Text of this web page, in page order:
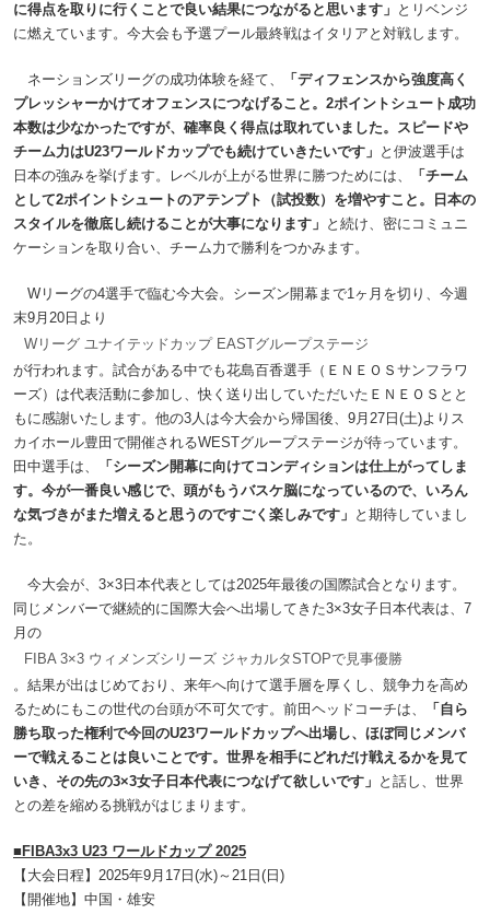
に得点を取りに行くことで良い結果につながると思います」 とリベンジ
に燃えています。今大会も予選プール最終戦はイタリアと対戦します。
ネーションズリーグの成功体験を経て、
「ディフェンスから強度高く
プレッシャーかけてオフェンスにつなげること。2ポイントシュート成功
本数は少なかったですが、確率良く得点は取れていました。スピードや
チーム力はU23ワールドカップでも続けていきたいです」 と伊波選手は
日本の強みを挙げます。レベルが上がる世界に勝つためには、
「チーム
として2ポイントシュートのアテンプト（試投数）を増やすこと。日本の
スタイルを徹底し続けることが大事になります」 と続け、密にコミュニ
ケーションを取り合い、チーム力で勝利をつかみます。
Wリーグの4選手で臨む今大会。シーズン開幕まで1ヶ月を切り、今週
末9月20日より
Wリーグ ユナイテッドカップ EASTグループステージ
が行われます。試合がある中でも花島百香選手（ＥＮＥＯＳサンフラワ
ーズ）は代表活動に参加し、快く送り出していただいたＥＮＥＯＳとと
もに感謝いたします。他の3人は今大会から帰国後、9月27日(土)よりス
カイホール豊田で開催されるWESTグループステージが待っています。
田中選手は、
「シーズン開幕に向けてコンディションは仕上がってしま
す。今が一番良い感じで、頭がもうバスケ脳になっているので、いろん
な気づきがまた増えると思うのですごく楽しみです」 と期待していまし
た。
今大会が、3×3日本代表としては2025年最後の国際試合となります。
同じメンバーで継続的に国際大会へ出場してきた3×3女子日本代表は、7
月の
FIBA 3×3 ウィメンズシリーズ ジャカルタSTOPで見事優勝
。結果が出はじめており、来年へ向けて選手層を厚くし、競争力を高め
るためにもこの世代の台頭が不可欠です。前田ヘッドコーチは、
「自ら
勝ち取った権利で今回のU23ワールドカップへ出場し、ほぼ同じメンバ
ーで戦えることは良いことです。世界を相手にどれだけ戦えるかを見て
いき、その先の3×3女子日本代表につなげて欲しいです」 と話し、世界
との差を縮める挑戦がはじまります。
■FIBA3x3 U23 ワールドカップ 2025
【大会日程】2025年9月17日(水)～21日(日)
【開催地】中国・雄安